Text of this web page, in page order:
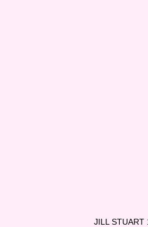
JILL STUART